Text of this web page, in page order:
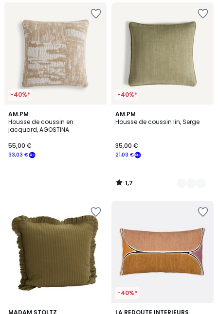
-40%*
AM.PM
Housse de coussin en
jacquard, AGOSTINA
33,03 €
55,00 €
-40%*
AM.PM
Housse de coussin lin, Serge
21,03 €
35,00 €
1,7
/
4
Couleurs
1,7
/
MADAM STOLTZ
-40%*
LA REDOUTE INTERIEURS
5